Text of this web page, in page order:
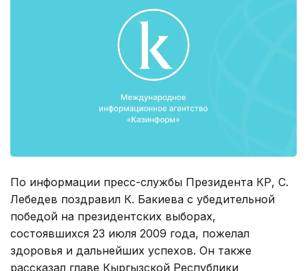
По информации пресс-службы Президента КР, С.
Лебедев поздравил К. Бакиева с убедительной
победой на президентских выборах,
состоявшихся 23 июля 2009 года, пожелал
здоровья и дальнейших успехов. Он также
рассказал главе Кыргызской Республики